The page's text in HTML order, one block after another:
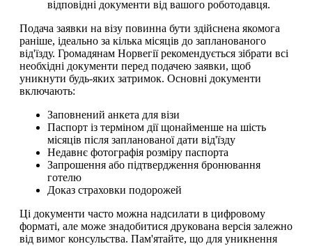
відповідні документи від вашого роботодавця.
Подача заявки на візу повинна бути здійснена якомога
раніше, ідеально за кілька місяців до запланованого
від'їзду. Громадянам Норвегії рекомендується зібрати всі
необхідні документи перед подачею заявки, щоб
уникнути будь-яких затримок. Основні документи
включають:
Заповнений анкета для візи
Паспорт із терміном дії щонайменше на шість
місяців після запланованої дати від'їзду
Недавнє фотографія розміру паспорта
Запрошення або підтвердження бронювання
готелю
Доказ страховки подорожей
Ці документи часто можна надсилати в цифровому
форматі, але може знадобитися друкована версія залежно
від вимог консульства. Пам'ятайте, що для уникнення